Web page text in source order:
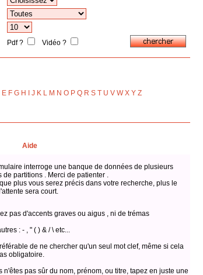
Pdf ? Vidéo ?
E F G H J K L M N O P Q R S T U V W X Y Z
Aide
interroge une banque de données de plusieurs
de partitions . Merci de patienter .
plus vous serez précis dans votre recherche, plus le
sera court.
pas d'accents graves ou aigus , ni de trémas
: - , " ( ) & / \ etc...
de ne chercher qu'un seul mot clef, même si cela
obligatoire.
n'êtes pas sûr du nom, prénom, ou titre, tapez en juste une